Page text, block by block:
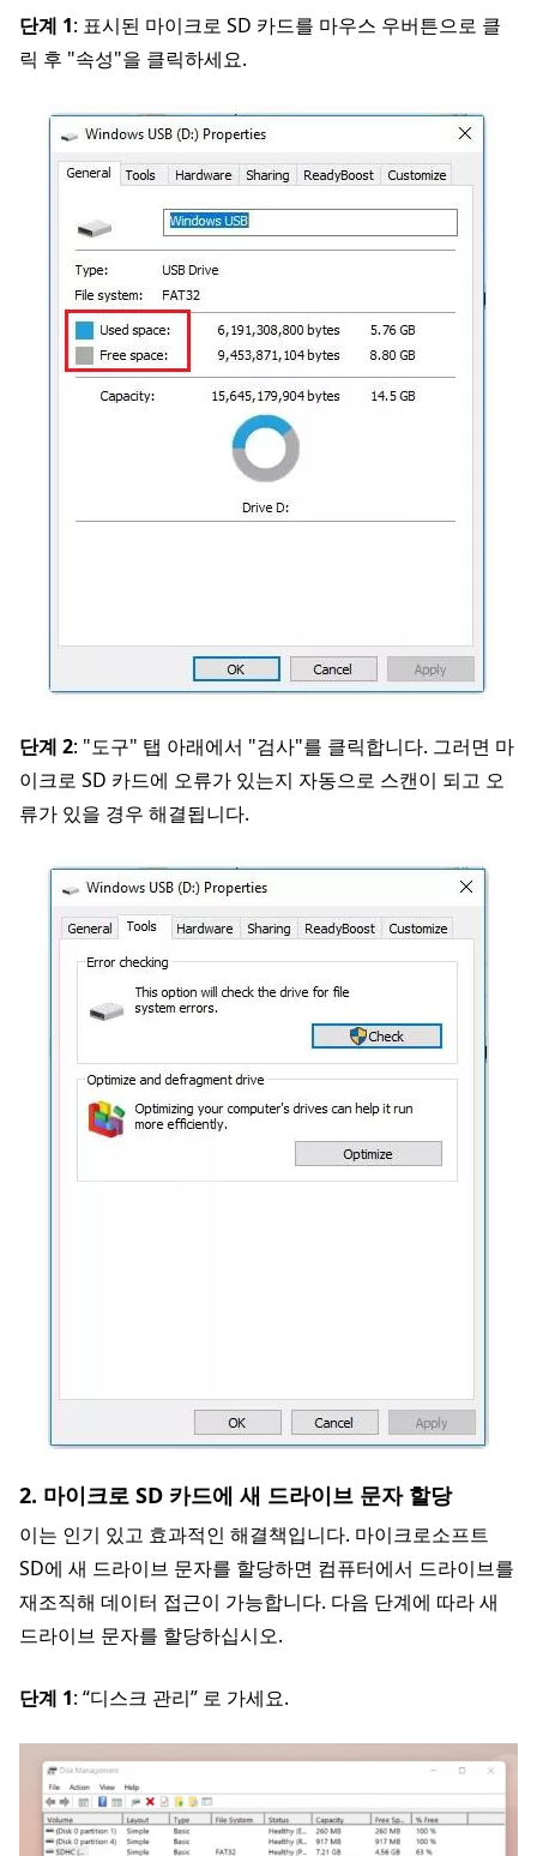
단계 1: 표시된 마이크로 SD 카드를 마우스 우버튼으로 클
릭 후 "속성"을 클릭하세요.
단계 2: "도구" 탭 아래에서 "검사"를 클릭합니다. 그러면 마
이크로 SD 카드에 오류가 있는지 자동으로 스캔이 되고 오
류가 있을 경우 해결됩니다.
2. 마이크로 SD 카드에 새 드라이브 문자 할당
이는 인기 있고 효과적인 해결책입니다. 마이크로소프트
SD에 새 드라이브 문자를 할당하면 컴퓨터에서 드라이브를
재조직해 데이터 접근이 가능합니다. 다음 단계에 따라 새
드라이브 문자를 할당하십시오.
단계 1: “디스크 관리” 로 가세요.